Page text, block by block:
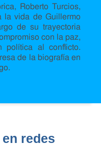
Roberto Turcios,
la vida de Guillermo
de su trayectoria
con la paz,
política al conflicto.
de la biografía en
redes